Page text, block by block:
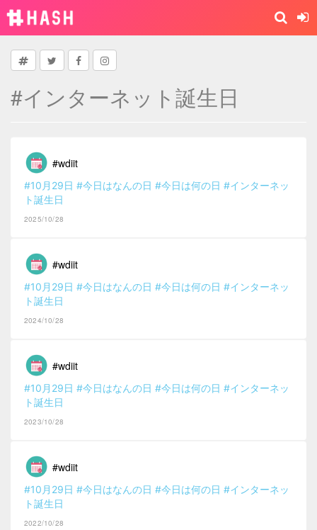
#インターネット誕生日
#wdiit
#10月29日 #今日はなんの日 #今日は何の日 #インターネッ
ト誕生日
2025/10/28
#wdiit
#10月29日 #今日はなんの日 #今日は何の日 #インターネッ
ト誕生日
2024/10/28
#wdiit
#10月29日 #今日はなんの日 #今日は何の日 #インターネッ
ト誕生日
2023/10/28
#wdiit
#10月29日 #今日はなんの日 #今日は何の日 #インターネッ
ト誕生日
2022/10/28